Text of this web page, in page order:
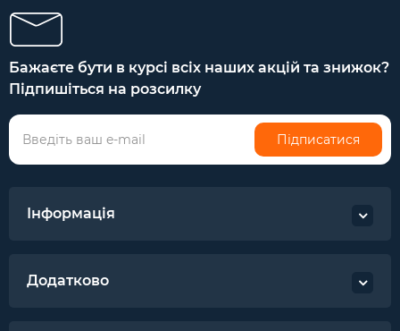
Бажаєте бути в курсі всіх наших акцій та знижок?
Підпишіться на розсилку
Підписатися
Інформація
Додатково